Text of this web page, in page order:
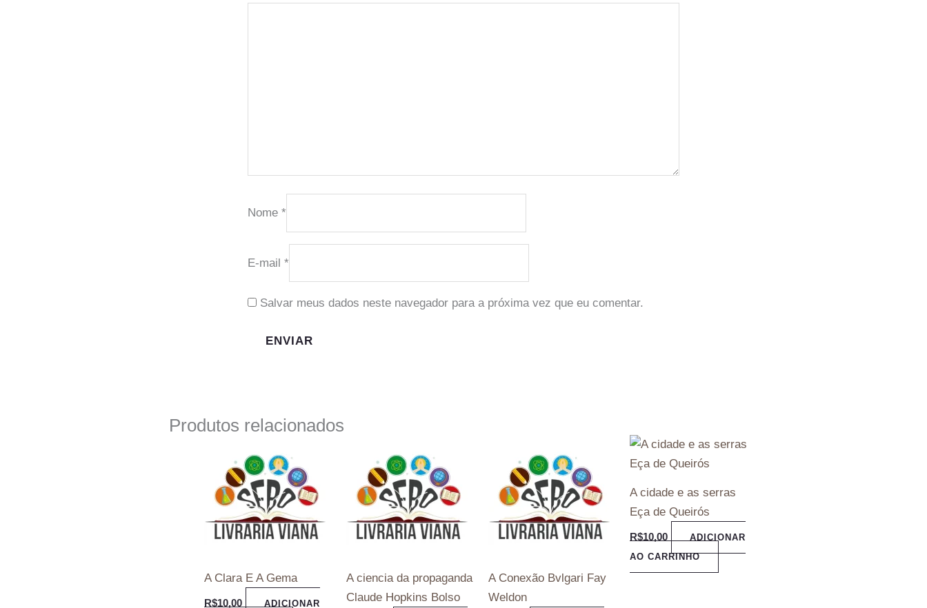
Nome *
E-mail *
Salvar meus dados neste navegador para a próxima vez que eu comentar.
Produtos relacionados
A Clara E A Gema
R$10,00
ADICIONAR
A ciencia da propaganda
Claude Hopkins Bolso
A Conexão Bvlgari Fay
Weldon
A cidade e as serras
Eça de Queirós
R$10,00
ADICIONAR
AO CARRINHO